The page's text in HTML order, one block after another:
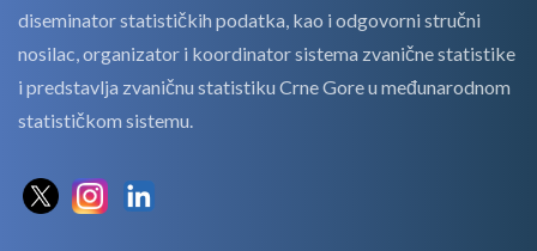
diseminator statističkih podatka, kao i odgovorni stručni
nosilac, organizator i koordinator sistema zvanične statistike
i predstavlja zvaničnu statistiku Crne Gore u međunarodnom
statističkom sistemu.